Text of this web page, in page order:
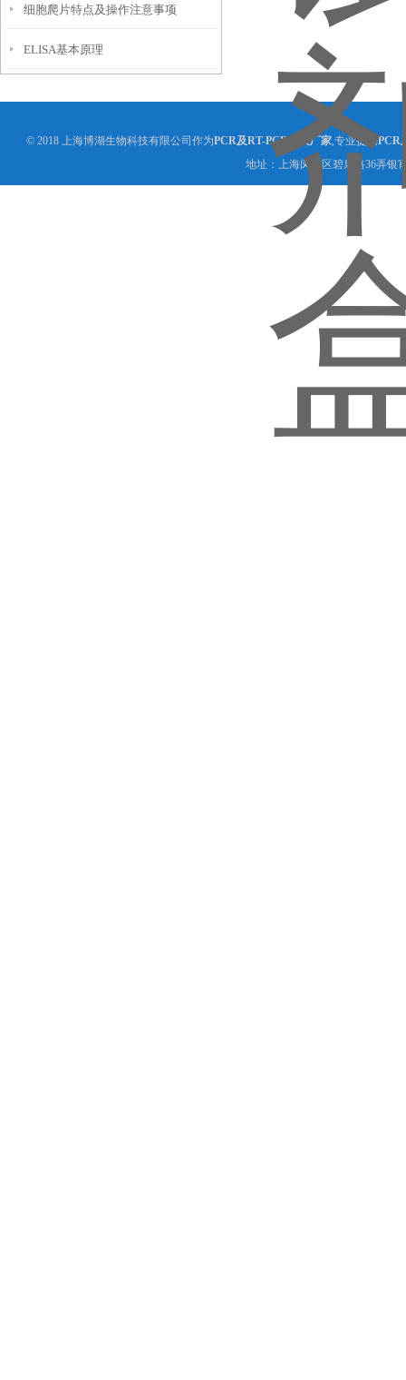
细胞爬片特点及操作注意事项
ELISA基本原理
© 2018 上海博湖生物科技有限公司作为PCR及RT-PCR相关厂家,专业提供PCR
地址：上海闵行区碧泉路36弄银